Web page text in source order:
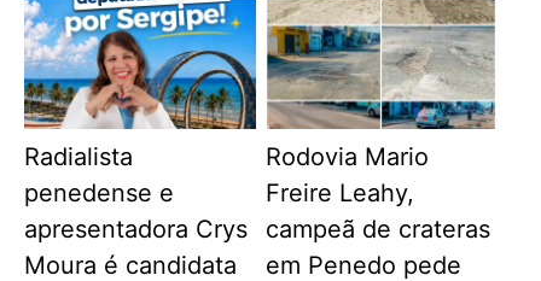
Radialista
penedense e
apresentadora Crys
Moura é candidata
Rodovia Mario
Freire Leahy,
campeã de crateras
em Penedo pede